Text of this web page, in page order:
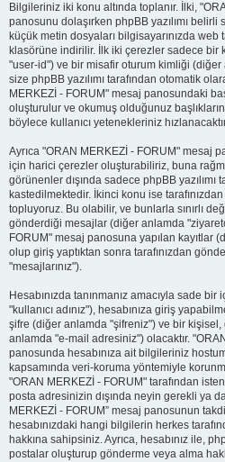
Bilgileriniz iki konu altında toplanır. İlki,
panosunu dolaşırken phpBB yazılımı belirli
küçük metin dosyaları bilgisayarınızda web
klasörüne indirilir. İlk iki çerezler sadece bir
"user-id") ve bir misafir oturum kimliği
size phpBB yazılımı tarafından otomatik
MERKEZİ - FORUM" mesaj panosundaki
oluşturulur ve okumuş olduğunuz
böylece kullanıcı yetenekleriniz
Ayrıca "ORAN MERKEZİ - FORUM" mesaj
için harici çerezler oluşturabiliriz, buna
görünenler dışında sadece phpBB
kastedilmektedir. İkinci konu ise
topluyoruz. Bu olabilir, ve bunlarla sınırlı
gönderdiği mesajlar (diğer anlamda
FORUM" mesaj panosuna yapılan kayıtlar
olup giriş yaptıktan sonra tarafınızdan
"mesajlarınız").
Hesabınızda tanınmanız amacıyla sade
"kullanıcı adınız"), hesabınıza giriş
şifre (diğer anlamda "şifreniz") ve bir
anlamda "e-mail adresiniz") olacaktır.
panosunda hesabınıza ait bilgileriniz
kapsamında veri-koruma yöntemiyle
"ORAN MERKEZİ - FORUM" tarafından
posta adresinizin dışında neyin gerekli ya
MERKEZİ - FORUM” mesaj panosunun
hesabınızdaki hangi bilgilerin herkes
hakkına sahipsiniz. Ayrıca, hesabınız ile,
postalar oluşturup gönderme veya alma